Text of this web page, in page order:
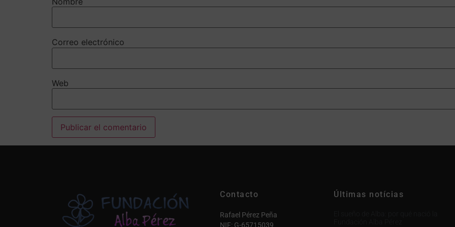
Correo electrónico
Web
Contacto
Rafael Pérez Peña
NIF: G-65715039
Últimas notícias